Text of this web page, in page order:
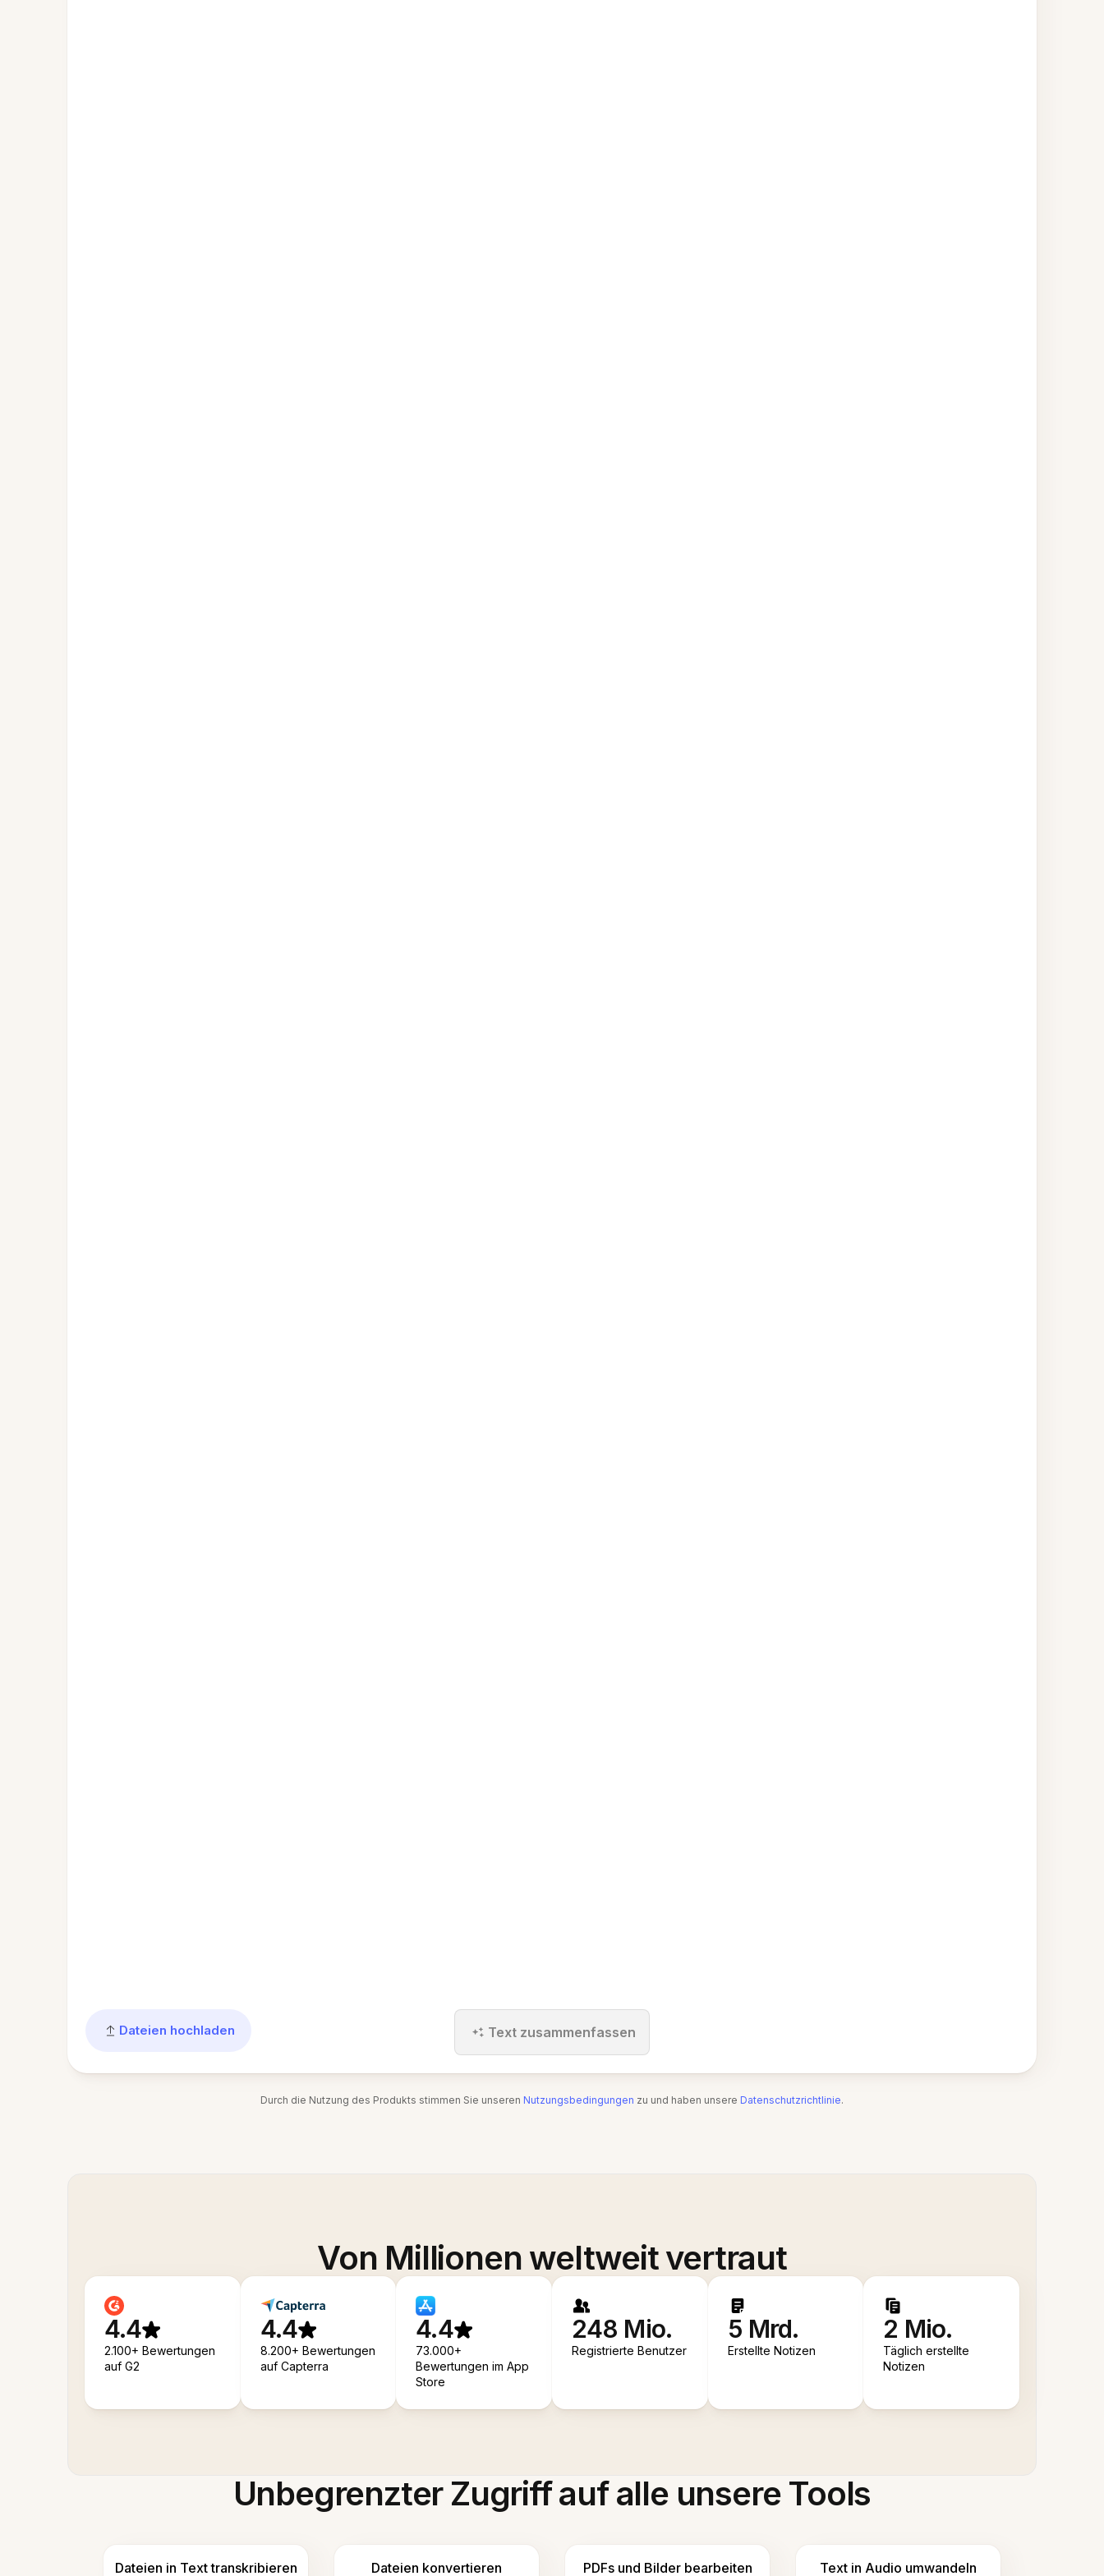
Dateien hochladen Text zusammenfassen
Durch die Nutzung des Produkts stimmen Sie unseren Nutzungsbedingungen zu und haben unsere Datenschutzrichtlinie.
Von Millionen weltweit vertraut
4.4
2.100+ Bewertungen
auf G2
4.4
8.200+ Bewertungen
auf Capterra
4.4
73.000+
Bewertungen im App
Store
248 Mio.
Registrierte Benutzer
5 Mrd.
Erstellte Notizen
2 Mio.
Täglich erstellte
Notizen
Unbegrenzter Zugriff auf alle unsere Tools
Dateien in Text transkribieren Dateien konvertieren PDFs und Bilder bearbeiten Text in Audio umwandeln